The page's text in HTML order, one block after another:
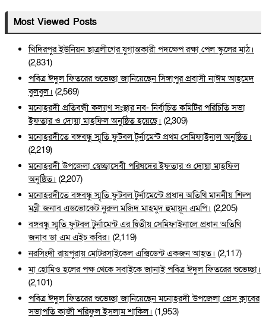
Most Viewed Posts
খিদিরপুর ইউনিয়ন ছাত্রলীগের যুগান্তকারী পদক্ষেপ রক্ষা পেল স্কুলের মাঠ।
(2,831)
পবিত্র ঈদুল ফিতরের শুভেচ্ছা জানিয়েছেন সিঙ্গাপুর প্রবাসী নাঈম আহমেদ
বুলবুল। (2,569)
মনোহরদী প্রতিবন্ধী কল্যাণ সংস্থার নব- নির্বাচিত কমিটির পরিচিতি সভা
ইফতার ও দোয়া মাহফিল অনুষ্ঠিত হয়েছে। (2,309)
মনোহরদীতে বঙ্গবন্ধু স্মৃতি ফুটবল টুর্নামেন্ট প্রথম সেমিফাইনাল অনুষ্ঠিত।
(2,219)
মনোহরদী উপজেলা স্বেচ্ছাসেবী পরিষদের ইফতার ও দোয়া মাহফিল
অনুষ্ঠিত। (2,207)
মনোহরদীতে বঙ্গবন্ধু স্মৃতি ফুটবল টুর্নামেন্টে প্রধান অতিথি মাননীয় শিল্প
মন্ত্রী জনাব এডভোকেট নুরুল মজিদ মাহমুদ হুমায়ূন এমপি। (2,205)
বঙ্গবন্ধু স্মৃতি ফুটবল টুর্নামেন্ট এর দ্বিতীয় সেমিফাইনালে প্রধান অতিথি
জনাব ডা এম এইচ কবির। (2,119)
নরসিংদী রায়পুরায় মোটরসাইকেল এক্সিডেন্ট একজন আহত। (2,117)
মা হোমিও হলের পক্ষ থেকে সবাইকে জানাই পবিত্র ঈদুল ফিতরের শুভেচ্ছা।
(2,101)
পবিত্র ঈদুল ফিতরের শুভেচ্ছা জানিয়েছেন মনোহরদী উপজেলা প্রেস ক্লাবের
সভাপতি কাজী শরিফুল ইসলাম শাকিল। (1,953)